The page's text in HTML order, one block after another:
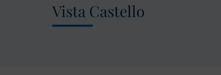
Vista Castello